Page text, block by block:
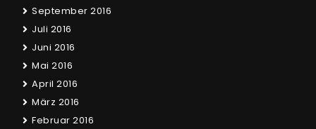
September 2016
Juli 2016
Juni 2016
Mai 2016
April 2016
März 2016
Februar 2016